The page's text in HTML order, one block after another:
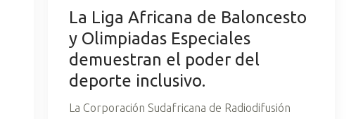
La Liga Africana de Baloncesto
y Olimpiadas Especiales
demuestran el poder del
deporte inclusivo.
La Corporación Sudafricana de Radiodifusión